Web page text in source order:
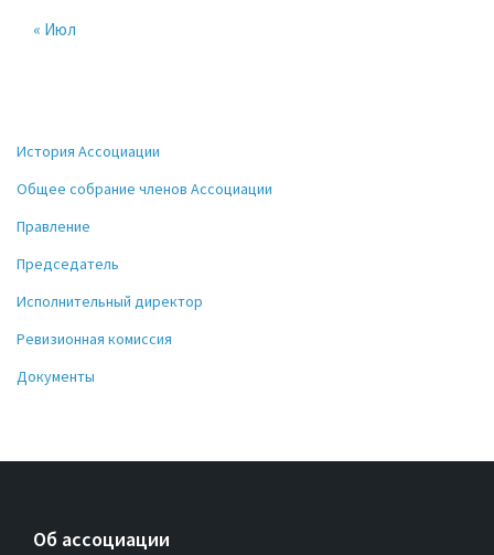
« Июл
История Ассоциации
Общее собрание членов Ассоциации
Правление
Председатель
Исполнительный директор
Ревизионная комиссия
Документы
Об ассоциации